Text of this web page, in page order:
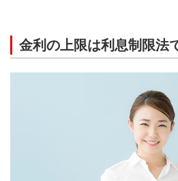
金利の上限は利息制限法